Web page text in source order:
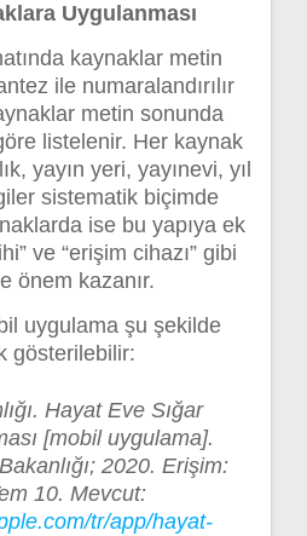
Uygulanması
kaynaklar metin
ile numaralandırılır
metin sonunda
listelenir. Her kaynak
yayın yeri, yayınevi, yıl
sistematik biçimde
ise bu yapıya ek
ve “erişim cihazı” gibi
önem kazanır.
uygulama şu şekilde
gösterilebilir:
Hayat Eve Sığar
[mobil uygulama].
2020. Erişim:
10. Mevcut:
tr/app/hayat-